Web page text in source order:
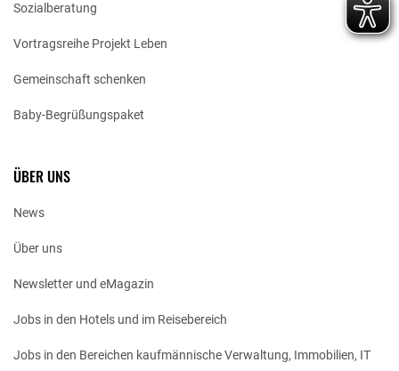
Sozialberatung
Vortragsreihe Projekt Leben
Gemeinschaft schenken
Baby-Begrüßungspaket
ÜBER UNS
News
Über uns
Newsletter und eMagazin
Jobs in den Hotels und im Reisebereich
Jobs in den Bereichen kaufmännische Verwaltung, Immobilien, IT